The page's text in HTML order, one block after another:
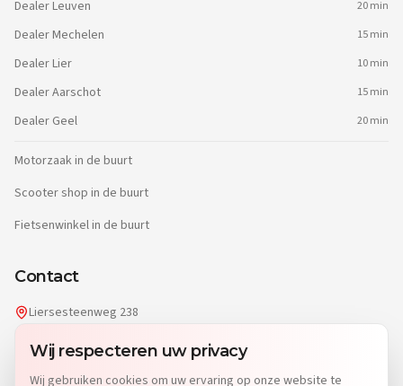
Wij respecteren uw privacy
Wij gebruiken cookies om uw ervaring op onze website te
DealerLeuven 20 min
DealerMechelen 15 min
DealerLier 10 min
DealerAarschot 15 min
Dealer Geel 20 min
Motorzaak in de buurt
Scooter shop in de buurt
Fietsenwinkel in de buurt
Contact
Liersesteenweg 238
2220 Heist-op-den-Berg
info@dgwheels.be